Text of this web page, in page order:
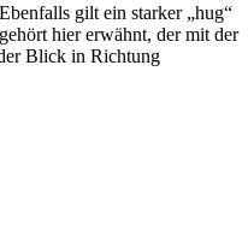
gilt ein starker „hug“
hier erwähnt, der mit der
Blick in Richtung